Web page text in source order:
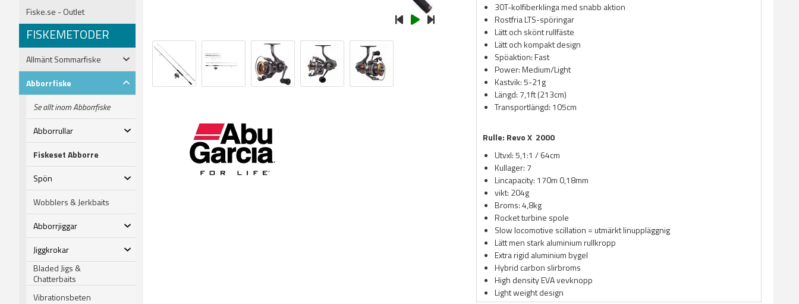
Fiske.se - Outlet
FISKEMETODER
Allmänt Sommarfiske
Abborrfiske
Se allt inom Abborrfiske
Abborrullar
Fiskeset Abborre
Spön
Wobblers & Jerkbaits
Abborrjiggar
Jiggkrokar
Bladed Jigs &
Chatterbaits
Vibrationsbeten
30T-kolfiberklinga med snabb aktion
Rostfria LTS-spöringar
Lätt och skönt rullfäste
Lätt och kompakt design
Spöaktion: Fast
Power: Medium/Light
Kastvik: 5-21g
Längd: 7,1ft (213cm)
Transportlängd: 105cm
Rulle: Revo X 2000
Utvxl: 5,1:1 / 64cm
Kullager: 7
Lincapacity: 170m 0,18mm
vikt: 204g
Broms: 4,8kg
Rocket turbine spole
Slow locomotive scillation = utmärkt linuppläggnig
Lätt men stark aluminium rullkropp
Extra rigid aluminium bygel
Hybrid carbon slirbroms
High density EVA vevknopp
Light weight design